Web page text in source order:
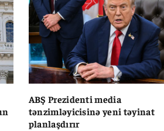
ABŞ Prezidenti media
tənzimləyicisinə yeni təyinat
planlaşdırır